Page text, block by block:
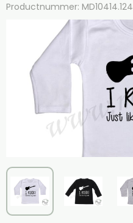
Productnummer: MD10414.124